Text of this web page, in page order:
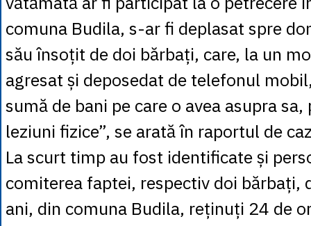
comuna Budila, s-ar fi deplasat spre
său însoțit de doi bărbați, care, la un
agresat și deposedat de telefonul
sumă de bani pe care o avea asupra
leziuni fizice”, se arată în raportul de
La scurt timp au fost identificate și
comiterea faptei, respectiv doi bărbați,
ani, din comuna Budila, reținuți 24 de